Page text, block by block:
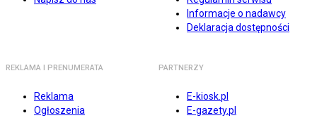
Informacje o nadawcy
Deklaracja dostępności
REKLAMA I PRENUMERATA
Reklama
Ogłoszenia
PARTNERZY
E-kiosk.pl
E-gazety.pl